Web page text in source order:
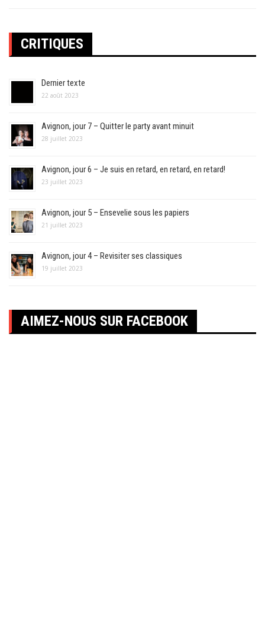
CRITIQUES
Dernier texte
22 août 2023
Avignon, jour 7 – Quitter le party avant minuit
28 juillet 2023
Avignon, jour 6 – Je suis en retard, en retard, en retard!
23 juillet 2023
Avignon, jour 5 – Ensevelie sous les papiers
21 juillet 2023
Avignon, jour 4 – Revisiter ses classiques
19 juillet 2023
AIMEZ-NOUS SUR FACEBOOK